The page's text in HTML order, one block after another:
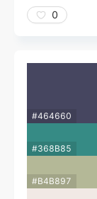
0
#464660
#368B85
#B4B897